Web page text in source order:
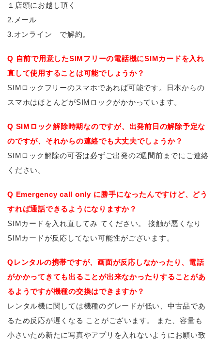
１店頭にお越し頂く
2.メール
3.オンライン で解約。
Q 自前で用意したSIMフリーの電話機にSIMカードを入れ
直して使用することは可能でしょうか？
SIMロックフリーのスマホであれば可能です。日本からの
スマホはほとんどがSIMロックがかかっています。
Q SIMロック解除時期なのですが、出発前日の解除予定な
のですが、それからの連絡でも大丈夫でしょうか？
SIMロック解除の可否は必ずご出発の2週間前までにご連絡
ください。
Q Emergency call only に勝手になったんですけど、どう
すれば通話できるようになりますか？
SIMカードを入れ直してみ てください。 接触が悪くなり
SIMカードが反応してない可能性がございます。
Qレンタルの携帯ですが、画面が反応しなかったり、電話
がかかってきても出ることが出来なかったりすることがあ
るようですが機種の交換はできますか？
レンタル機に関しては機種のグレードが低い、中古品であ
るため反応が遅くなる ことがございます。 また、容量も
小さいため新たに写真やアプリを入れないようにお願い致